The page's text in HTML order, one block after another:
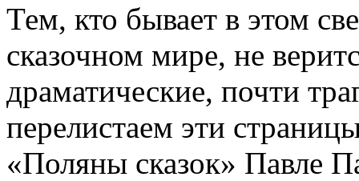
Тем, кто бывает в этом
сказочном мире, не
драматические, почти
перелистаем эти
«Поляны сказок» Павле